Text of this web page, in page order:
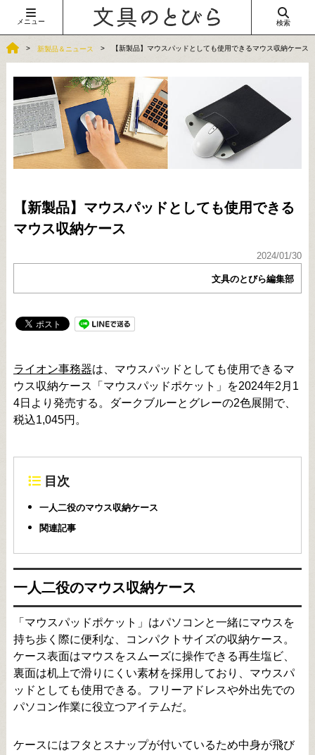
メニュー 検索
新製品＆ニュース 【新製品】マウスパッドとしても使用できるマウス収納ケース
【新製品】マウスパッドとしても使用できる
マウス収納ケース
2024/01/30
文具のとびら編集部
ライオン事務器は、マウスパッドとしても使用できるマ
ウス収納ケース「マウスパッドポケット」を2024年2月1
4日より発売する。ダークブルーとグレーの2色展開で、
税込1,045円。
目次
一人二役のマウス収納ケース
関連記事
一人二役のマウス収納ケース
「マウスパッドポケット」はパソコンと一緒にマウスを
持ち歩く際に便利な、コンパクトサイズの収納ケース。
ケース表面はマウスをスムーズに操作できる再生塩ビ、
裏面は机上で滑りにくい素材を採用しており、マウスパ
ッドとしても使用できる。フリーアドレスや外出先での
パソコン作業に役立つアイテムだ。
ケースにはフタとスナップが付いているため中身が飛び